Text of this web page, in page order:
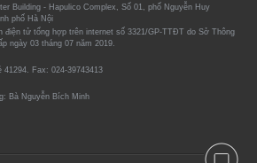
Building - Hapulico Complex, Số 01, phố Nguyễn Huy
phố Hà Nội
điện tử tổng hợp trên internet số 3321/GP-TTĐT do Sở Thông
ngày 03 tháng 07 năm 2019.
Fax: 024-39743413
Bà Nguyễn Bích Minh